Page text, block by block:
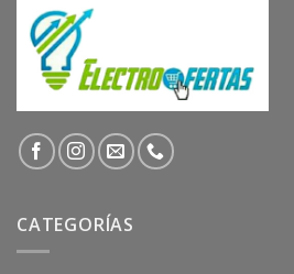
CATEGORÍAS